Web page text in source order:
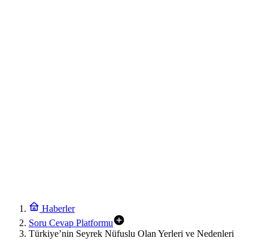
Haberler
Soru Cevap Platformu
Türkiye’nin Seyrek Nüfuslu Olan Yerleri ve Nedenleri